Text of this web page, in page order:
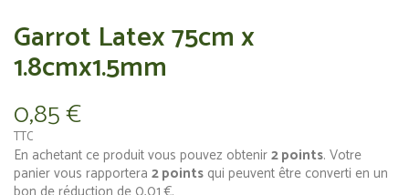
Garrot Latex 75cm x
1.8cmx1.5mm
0,85 €
TTC
En achetant ce produit vous pouvez obtenir2points. Votre
panier vous rapportera 2points qui peuvent être converti en un